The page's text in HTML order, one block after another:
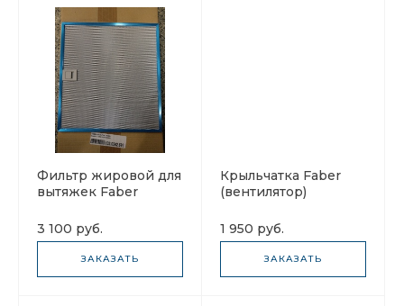
Фильтр жировой для
вытяжек Faber
3 100 руб.
ЗАКАЗАТЬ
Крыльчатка Faber
(вентилятор)
1 950 руб.
ЗАКАЗАТЬ